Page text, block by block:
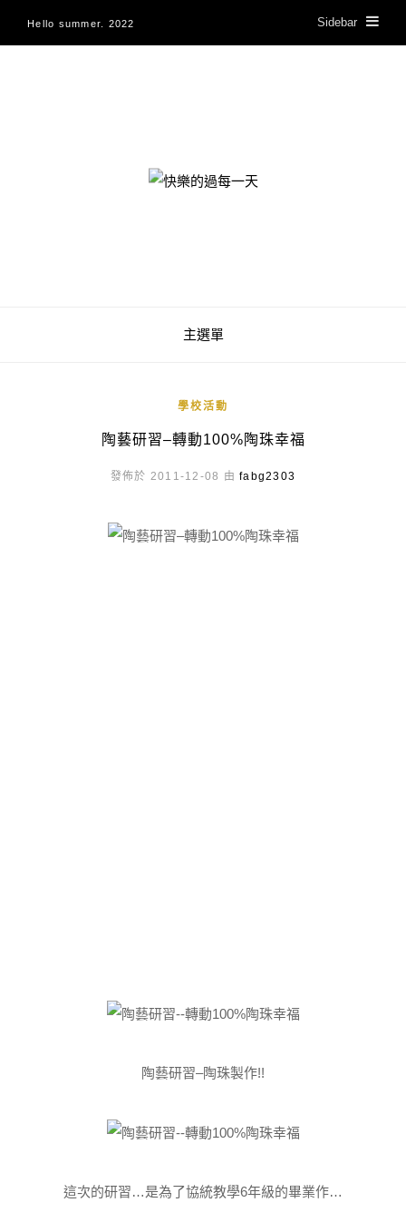
Hello summer. 2022 Sidebar
快樂的過每一天
主選單
學校活動
陶藝研習–轉動100%陶珠幸福
發佈於 2011-12-08 由fabg2303
陶藝研習–陶珠製作!!
這次的研習…是為了協統教學6年級的畢業作…